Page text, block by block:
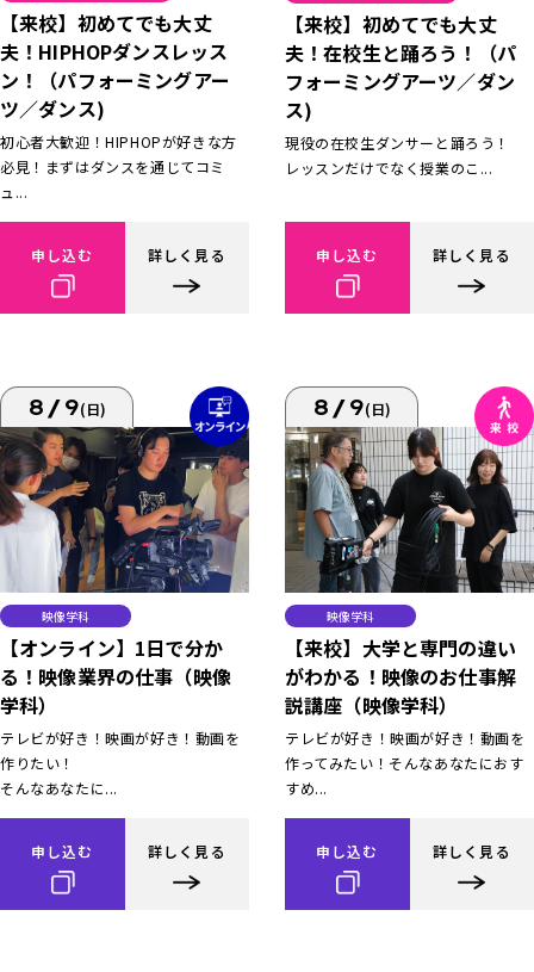
【来校】初めてでも大丈
夫！HIPHOPダンスレッス
ン！（パフォーミングアー
ツ／ダンス)
初心者大歓迎！HIPHOPが好きな方
必見！まずはダンスを通じてコミ
ュ...
申し込む 詳しく見る
【来校】初めてでも大丈
夫！在校生と踊ろう！（パ
フォーミングアーツ／ダン
ス)
現役の在校生ダンサーと踊ろう！
レッスンだけでなく授業のこ...
申し込む 詳しく見る
8/9(日)
映像学科
【オンライン】1日で分か
る！映像業界の仕事（映像
学科）
テレビが好き！映画が好き！動画を
作りたい！
そんなあなたに...
申し込む 詳しく見る
8/9(日)
映像学科
【来校】大学と専門の違い
がわかる！映像のお仕事解
説講座（映像学科）
テレビが好き！映画が好き！動画を
作ってみたい！そんなあなたにおす
すめ...
申し込む 詳しく見る